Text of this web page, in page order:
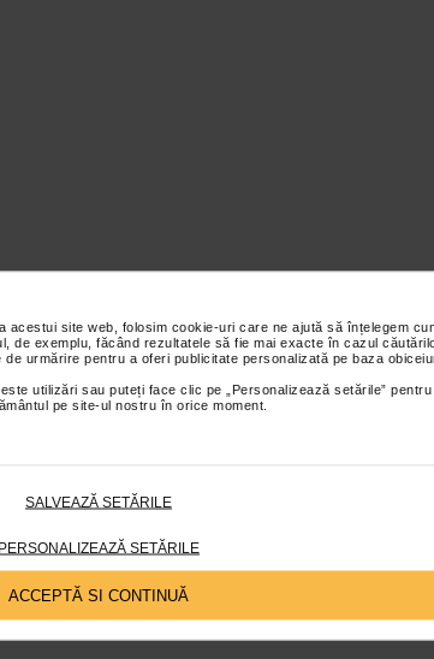
site web, folosim cookie-uri care ne ajută să înțelegem
de exemplu, făcând rezultatele să fie mai exacte în cazul
urmărire pentru a oferi publicitate personalizată pe baza
utilizări sau puteți face clic pe „Personalizează setările”
pe site-ul nostru în orice moment.
SALVEAZĂ SETĂRILE
PERSONALIZEAZĂ SETĂRILE
ACCEPTĂ SI CONTINUĂ